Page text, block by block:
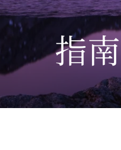
指南